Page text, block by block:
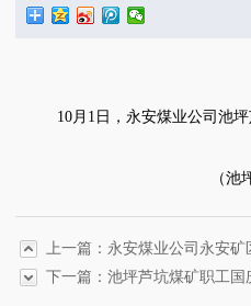
10月 1 日，永安煤业公司池
（池
上一篇：永安煤业公司永安
下一篇：池坪芦坑煤矿职工